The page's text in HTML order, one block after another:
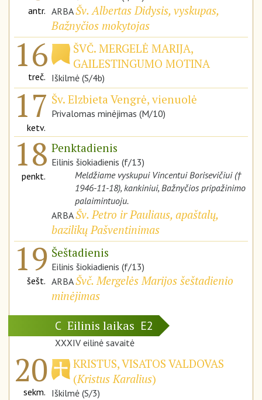
antr. ARBAŠv. Albertas Didysis, vyskupas,
Bažnyčios mokytojas
16
treč.
ŠVČ. MERGELĖ MARIJA,
GAILESTINGUMO MOTINA
Iškilmė (S/4b)
17
ketv.
Šv. Elzbieta Vengrė, vienuolė
Privalomas minėjimas (M/10)
18
penkt.
Penktadienis
Eilinis šiokiadienis (f/13)
Meldžiame vyskupui Vincentui Borisevičiui (†
1946-11-18), kankiniui, Bažnyčios pripažinimo
palaimintuoju.
ARBAŠv. Petro ir Pauliaus, apaštalų,
bazilikų Pašventinimas
19
šešt.
Šeštadienis
Eilinis šiokiadienis (f/13)
ARBAŠvč. Mergelės Marijos šeštadienio
minėjimas
C Eilinis laikas E2
XXXIV eilinė savaitė
20
sekm.
KRISTUS, VISATOS VALDOVAS
(Kristus Karalius)
Iškilmė (S/3)